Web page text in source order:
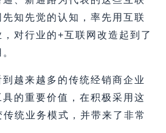
知先觉的认知，率先用互联
对行业的+互联网改造起到了
越来越多的传统经销商企业
的重要价值，在积极采用这
统业务模式，并带来了非常